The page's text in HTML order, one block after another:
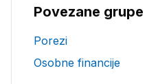
Povezane grupe
Porezi
Osobne financije